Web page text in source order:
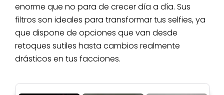
enorme que no para de crecer día a día. Sus
filtros son ideales para transformar tus selfies, ya
que dispone de opciones que van desde
retoques sutiles hasta cambios realmente
drásticos en tus facciones.